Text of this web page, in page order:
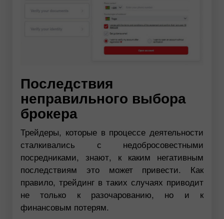
Последствия
неправильного выбора
брокера
Трейдеры, которые в процессе деятельности
сталкивались с недобросовестными
посредниками, знают, к каким негативным
последствиям это может привести. Как
правило, трейдинг в таких случаях приводит
не только к разочарованию, но и к
финансовым потерям.